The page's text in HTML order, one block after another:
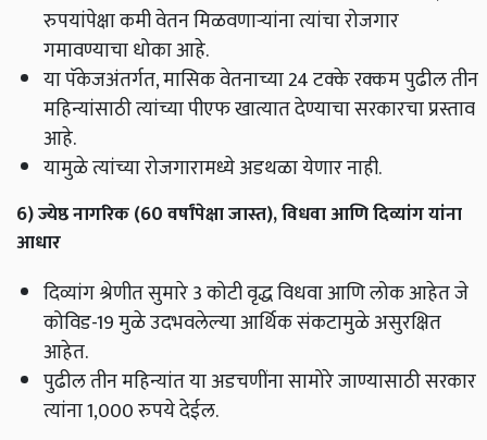
रुपयांपेक्षा कमी वेतन मिळवणाऱ्यांना त्यांचा रोजगार
गमावण्याचा धोका आहे.
या पॅकेजअंतर्गत, मासिक वेतनाच्या 24 टक्के रक्कम पुढील तीन
महिन्यांसाठी त्यांच्या पीएफ खात्यात देण्याचा सरकारचा प्रस्ताव
आहे.
यामुळे त्यांच्या रोजगारामध्ये अडथळा येणार नाही.
6) ज्येष्ठ नागरिक (60 वर्षांपेक्षा जास्त), विधवा आणि दिव्यांग यांना
आधार
दिव्यांग श्रेणीत सुमारे 3 कोटी वृद्ध विधवा आणि लोक आहेत जे
कोविड-19 मुळे उदभवलेल्या आर्थिक संकटामुळे असुरक्षित
आहेत.
पुढील तीन महिन्यांत या अडचणींना सामोरे जाण्यासाठी सरकार
त्यांना 1,000 रुपये देईल.